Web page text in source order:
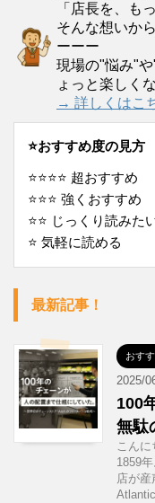
「店長を、も
そんな想いか
ーーー
現場の"悩み"
ょっと楽しく
→ 詳しくはこ
⭐️おすすめ度の見方
⭐️⭐️⭐️⭐️ 超おすすめ
⭐️⭐️⭐️ 強くおすすめ
⭐️⭐️ じっくり読みた
⭐️ 気軽に読める
最新記事！
おす
2025/
100
無駄
こんに
1859
店が産